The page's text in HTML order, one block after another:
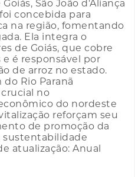
São João d'Aliança
concebida para
na região, fomentando
Ela integra o
de Goiás, que cobre
é responsável por
de arroz no estado.
Rio Paranã
no
do nordeste
reforçam seu
de promoção da
sustentabilidade
atualização: Anual